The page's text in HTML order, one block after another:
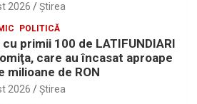
2026 Ştirea
POLITICĂ
cu primii 100 de LATIFUNDIARI
care au încasat aproape
milioane de RON
2026 Ştirea